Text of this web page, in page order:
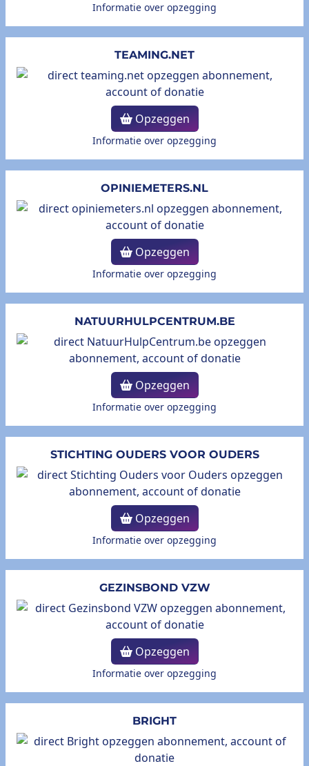
Informatie over opzegging
TEAMING.NET
Opzeggen
Informatie over opzegging
OPINIEMETERS.NL
Opzeggen
Informatie over opzegging
NATUURHULPCENTRUM.BE
Opzeggen
Informatie over opzegging
STICHTING OUDERS VOOR OUDERS
Opzeggen
Informatie over opzegging
GEZINSBOND VZW
Opzeggen
Informatie over opzegging
BRIGHT